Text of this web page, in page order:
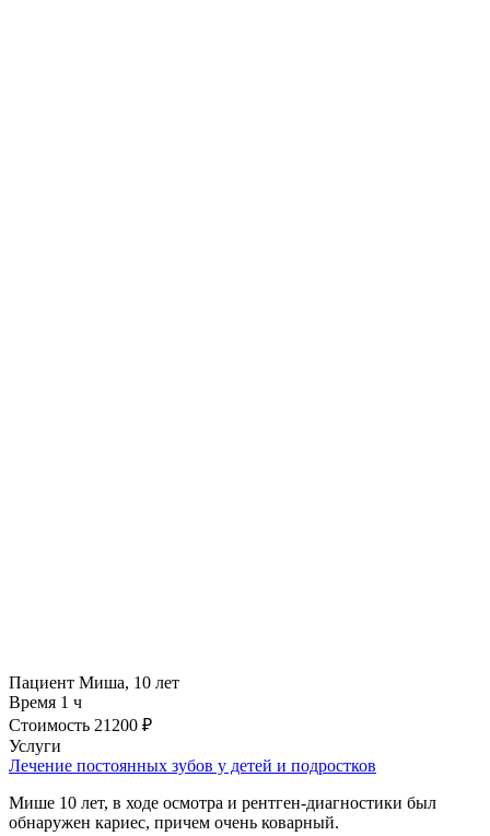
Пациент Миша, 10 лет
Время 1 ч
Стоимость 21200 ₽
Услуги
Лечение постоянных зубов у детей и подростков
Мише 10 лет, в ходе осмотра и рентген-диагностики был
обнаружен кариес, причем очень коварный.